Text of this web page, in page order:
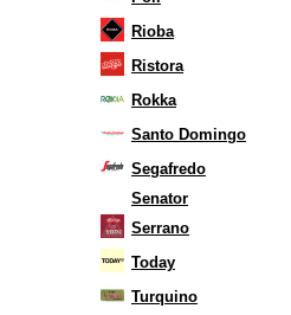
Rioba
Ristora
Rokka
Santo Domingo
Segafredo
Senator
Serrano
Today
Turquino